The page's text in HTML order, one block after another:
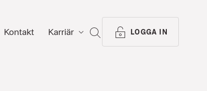
Kontakt Karriär SÖK LOGGA IN